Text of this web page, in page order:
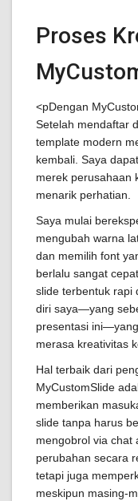
Proses
<pDengan
Setelah mendaftar
template modern
kembali. Saya
merek perusahaan
menarik perhatian.
Saya mulai
mengubah warna
dan memilih font
berlalu sangat
slide terbentuk rapi
diri saya—yang
presentasi
merasa kreativitas
Hal terbaik dari
MyCustomSlide
memberikan
slide tanpa harus
mengobrol via chat
perubahan secara
tetapi juga
meskipun masing-